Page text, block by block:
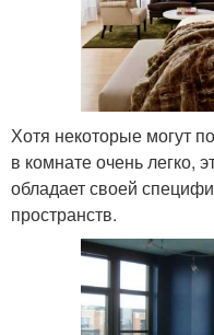
Хотя некоторые могут
в комнате очень легко,
обладает своей
пространств.